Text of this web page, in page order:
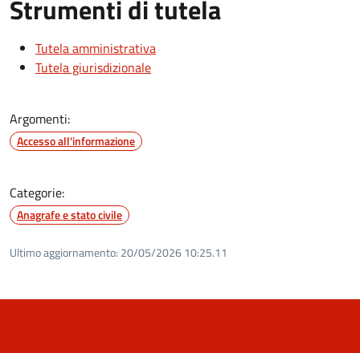
Strumenti di tutela
Tutela amministrativa
Tutela giurisdizionale
Argomenti:
Accesso all'informazione
Categorie:
Anagrafe e stato civile
Ultimo aggiornamento: 20/05/2026 10:25.11